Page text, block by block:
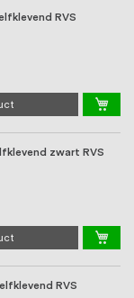
bij
dat een
het
RVS
zwart RVS
RVS